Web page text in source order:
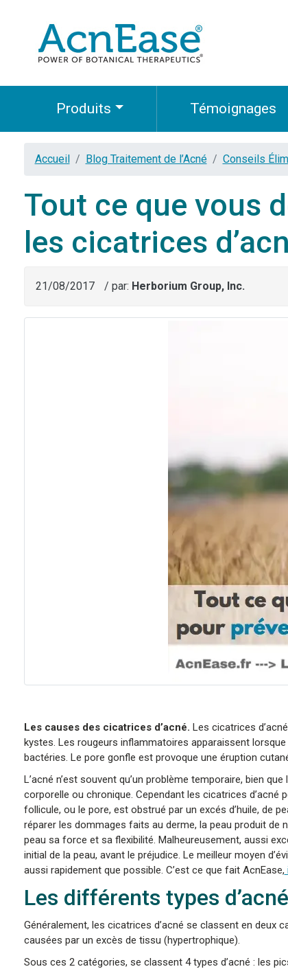
Produits Témoignages
Accueil Blog Traitement de l’Acné Conseils
Tout ce que vous
les cicatrices
21/08/2017 / par: Herborium Group, Inc.
Les causes des cicatrices d’acné. Les cicatrices
kystes. Les rougeurs inflammatoires apparaissent
bactéries. Le pore gonfle est provoque une éruption
L’acné n’est souvent qu’un problème temporaire, bien
corporelle ou chronique. Cependant les cicatrices
follicule, ou le pore, est obstrué par un excés d’huile, de
réparer les dommages faits au derme, la peau produit de
peau sa force et sa flexibilité. Malheureusement, aussi
initial de la peau, avant le préjudice. Le meilleur moyen
aussi rapidement que possible. C’est ce que fait AcnEase,
Les différents types
Généralement, les cicatrices d’acné se classent en deux
causées par un excès de tissu (hypertrophique).
Sous ces 2 catégories, se classent 4 types d’acné : les